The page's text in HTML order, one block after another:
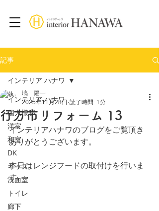
記事
インテリア ハナワ
個人様邸
洋室
和室
DK
キッズ
洗面室
トイレ
廊下
インテリア ハナワ
行方市リフォーム 13
塙 陽一
2025年11月28日 読了時間: 1分
インテリアハナワのブログをご覧頂き
ありがとうございます。
本日はレンジフードの取付けを行いま
す。